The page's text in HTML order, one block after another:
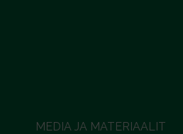
MEDIA JA MATERIAALIT